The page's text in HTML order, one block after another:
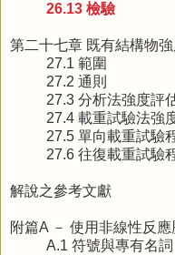
26.13 檢驗
第二十七章 既有結構物
27.1 範圍
27.2 通則
27.3 分析法強度評
27.4 載重試驗法強
27.5 單向載重試驗
27.6 往復載重試驗
解說之參考文獻
附篇A － 使用非線性反
A.1 符號與專有名詞